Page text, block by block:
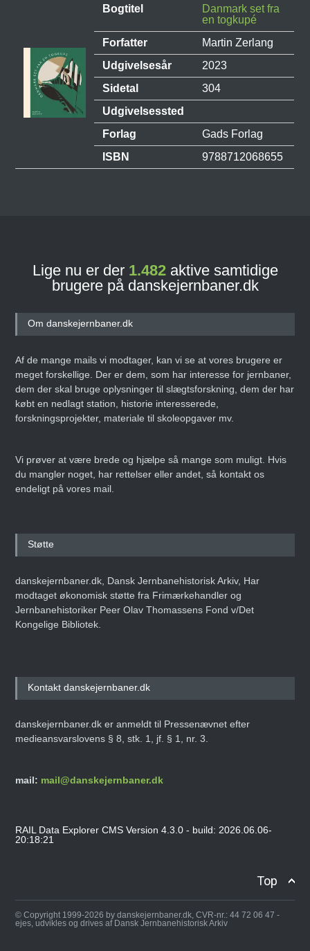
Bogtitel
Danmark set fra
en togkupé
Forfatter
Martin Zerlang
Udgivelsesår
2023
Sidetal
304
Udgivelsessted
Forlag
Gads Forlag
ISBN
9788712068655
Lige nu er der 1.482aktive samtidige
brugere på danskejernbaner.dk
Om danskejernbaner.dk
Af de mange mails vi modtager, kan vi se at vores brugere er
meget forskellige. Der er dem, som har interesse for jernbaner,
dem der skal bruge oplysninger til slægtsforskning, dem der har
købt en nedlagt station, historie interesserede,
forskningsprojekter, materiale til skoleopgaver mv.
Vi prøver at være brede og hjælpe så mange som muligt. Hvis
du mangler noget, har rettelser eller andet, så kontakt os
endeligt på vores mail.
Støtte
danskejernbaner.dk, Dansk Jernbanehistorisk Arkiv, Har
modtaget økonomisk støtte fra Frimærkehandler og
Jernbanehistoriker Peer Olav Thomassens Fond v/Det
Kongelige Bibliotek.
Kontakt danskejernbaner.dk
danskejernbaner.dk er anmeldt til Pressenævnet efter
medieansvarslovens § 8, stk. 1, jf. § 1, nr. 3.
mail: mail@danskejernbaner.dk
RAIL Data Explorer CMS Version 4.3.0 - build: 2026.06.06-
20:18:21
Top
© Copyright 1999-2026 by danskejernbaner.dk, CVR-nr.: 44 72 06 47 -
ejes, udvikles og drives af Dansk Jernbanehistorisk Arkiv